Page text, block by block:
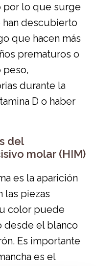
por lo que surge
descubierto
que hacen más
prematuros o
peso,
durante la
D o haber
del
molar (HIM)
es la aparición
las piezas
color puede
desde el blanco
Es importante
es el